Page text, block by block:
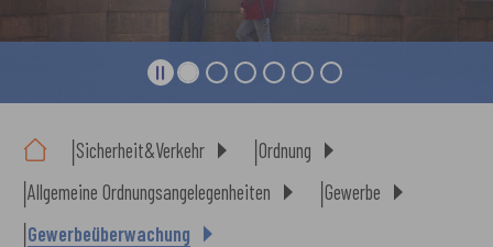
Sicherheit&Verkehr
Ordnung
Allgemeine Ordnungsangelegenheiten
Gewerbe
Gewerbeüberwachung